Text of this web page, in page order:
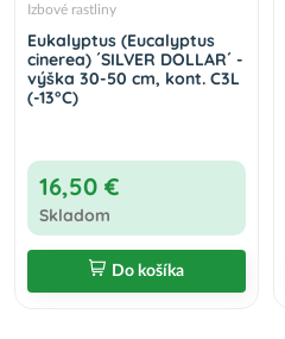
Izbové rastliny
Eukalyptus (Eucalyptus
cinerea) ´SILVER DOLLAR´ -
výška 30-50 cm, kont. C3L
(-13°C)
16,50 €
Skladom
Do košíka